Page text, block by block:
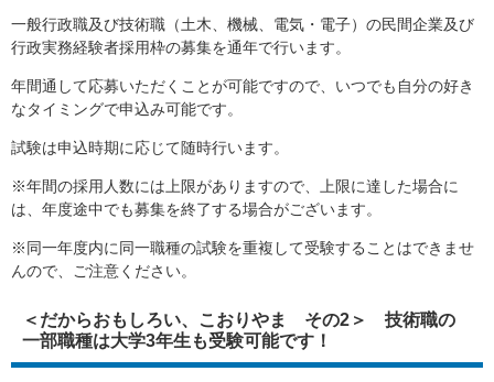
一般行政職及び技術職（土木、機械、電気・電子）の民間企業及び
行政実務経験者採用枠の募集を通年で行います。
年間通して応募いただくことが可能ですので、いつでも自分の好き
なタイミングで申込み可能です。
試験は申込時期に応じて随時行います。
※年間の採用人数には上限がありますので、上限に達した場合に
は、年度途中でも募集を終了する場合がございます。
※同一年度内に同一職種の試験を重複して受験することはできませ
んので、ご注意ください。
＜だからおもしろい、こおりやま その2＞ 技術職の
一部職種は大学3年生も受験可能です！